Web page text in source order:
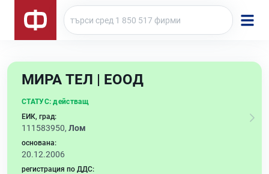
МИРА ТЕЛ | ЕООД
СТАТУС: действащ
ЕИК, град:
111583950, Лом
основана:
20.12.2006
регистрация по ДДС: